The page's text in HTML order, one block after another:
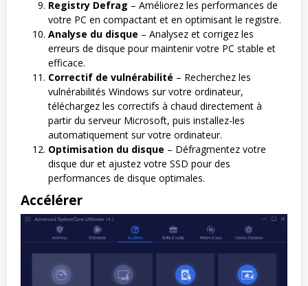
Registry Defrag – Améliorez les performances de
votre PC en compactant et en optimisant le registre.
Analyse du disque – Analysez et corrigez les
erreurs de disque pour maintenir votre PC stable et
efficace.
Correctif de vulnérabilité – Recherchez les
vulnérabilités Windows sur votre ordinateur,
téléchargez les correctifs à chaud directement à
partir du serveur Microsoft, puis installez-les
automatiquement sur votre ordinateur.
Optimisation du disque – Défragmentez votre
disque dur et ajustez votre SSD pour des
performances de disque optimales.
Accélérer